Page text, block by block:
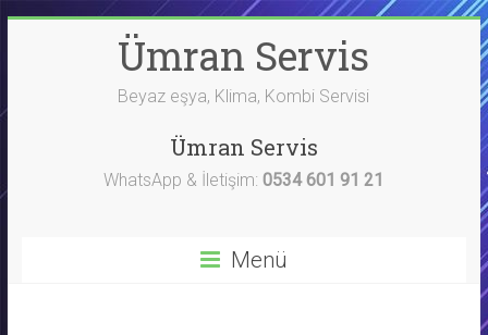
Ümran Servis
Beyaz eşya, Klima, Kombi Servisi
Ümran Servis
WhatsApp & İletişim:0534 601 91 21
Menü